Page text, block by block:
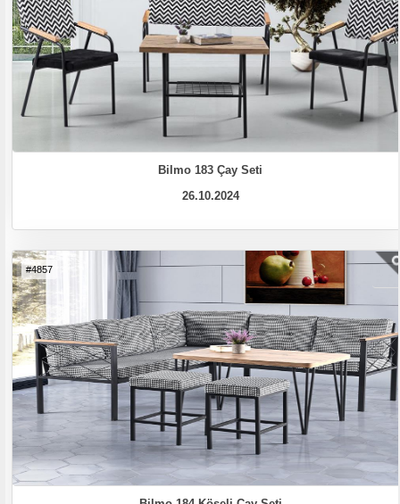
Bilmo 183 Çay Seti
26.10.2024
#4857